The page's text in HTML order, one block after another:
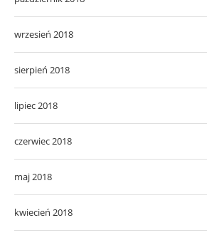
wrzesień 2018
sierpień 2018
lipiec 2018
czerwiec 2018
maj 2018
kwiecień 2018